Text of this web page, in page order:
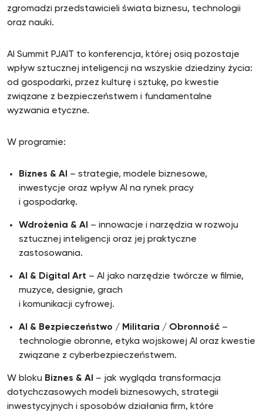
zgromadzi przedstawicieli świata biznesu, technologii
oraz nauki.
AI Summit PJAIT to konferencja, której osią pozostaje
wpływ sztucznej inteligencji na wszyskie dziedziny życia:
od gospodarki, przez kulturę i sztukę, po kwestie
związane z bezpieczeństwem i fundamentalne
wyzwania etyczne.
W programie:
Biznes & AI – strategie, modele biznesowe,
inwestycje oraz wpływ AI na rynek pracy
i gospodarkę.
Wdrożenia & AI – innowacje i narzędzia w rozwoju
sztucznej inteligencji oraz jej praktyczne
zastosowania.
AI & Digital Art – AI jako narzędzie twórcze w filmie,
muzyce, designie, grach
i komunikacji cyfrowej.
AI & Bezpieczeństwo / Militaria / Obronność –
technologie obronne, etyka wojskowej AI oraz kwestie
związane z cyberbezpieczeństwem.
W bloku Biznes & AI – jak wygląda transformacja
dotychczasowych modeli biznesowych, strategii
inwestycyjnych i sposobów działania firm, które